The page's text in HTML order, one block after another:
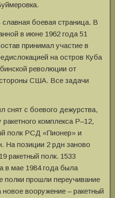
боевая страница. В
в июне 1962 года 51
принимал участие в
на остров Куба
революции от
США. Все задачи
снят с боевого дежурства,
комплекса Р–12,
полк РСД «Пионер» и
На позиции 2 рдн заново
ракетный полк. 1533
в мае 1984 года была
прошли переучивание
вооружение – ракетный